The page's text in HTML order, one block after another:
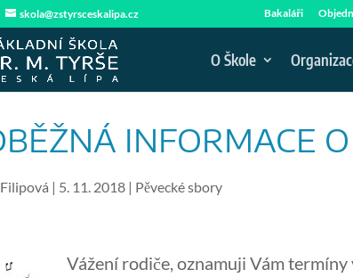
skola@zstyrsceskalipa.cz Bakaláři
O Škole
INFORMACE
| 5. 11. 2018 | Pěvecké sbory
Vážení rodiče, oznamuji Vám